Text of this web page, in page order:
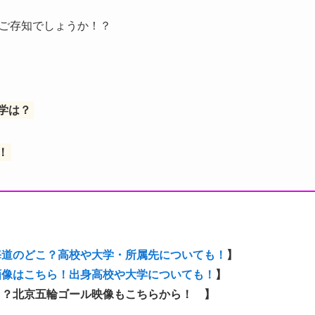
存知でしょうか！？
は？
のどこ？高校や大学・所属先についても！ 】
はこちら！出身高校や大学についても！ 】
北京五輪ゴール映像もこちらから！ 】